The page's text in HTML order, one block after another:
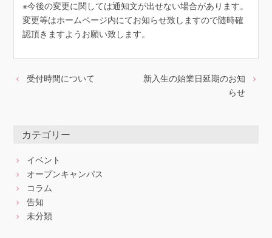
※今後の変更に関しては通知文が出せない場合があります。
変更等はホームページ内にてお知らせ致しますので随時確
認頂きますようお願い致します。
受付時間について
新入生の始業日延期のお知
らせ
カテゴリー
イベント
オープンキャンパス
コラム
告知
未分類